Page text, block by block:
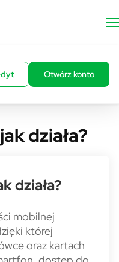
Otwórz konto
działa?
działa?
mobilnej
której
oraz kartach